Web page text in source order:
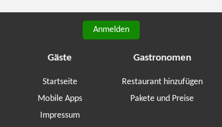
Anmelden
Gäste
Startseite
Mobile Apps
Impressum
Gastronomen
Restaurant hinzufügen
Pakete und Preise